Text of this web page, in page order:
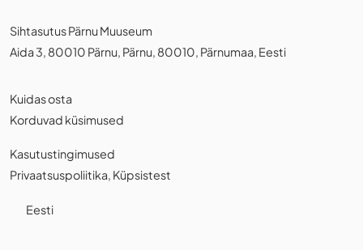
Sihtasutus Pärnu Muuseum
Aida 3, 80010 Pärnu, Pärnu, 80010, Pärnumaa, Eesti
Kuidas osta
Korduvad küsimused
Kasutustingimused
Privaatsuspoliitika, Küpsistest
Eesti